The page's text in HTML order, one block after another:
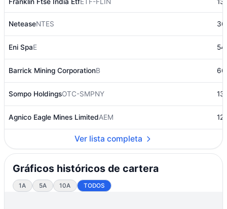
NeteaseNTES
Eni SpaE
Barrick Mining CorporationB
Sompo HoldingsOTC-SMPNY
Agnico Eagle Mines LimitedAEM
Ver lista completa
Gráficos históricos de cartera
1A 5A 10A TODOS